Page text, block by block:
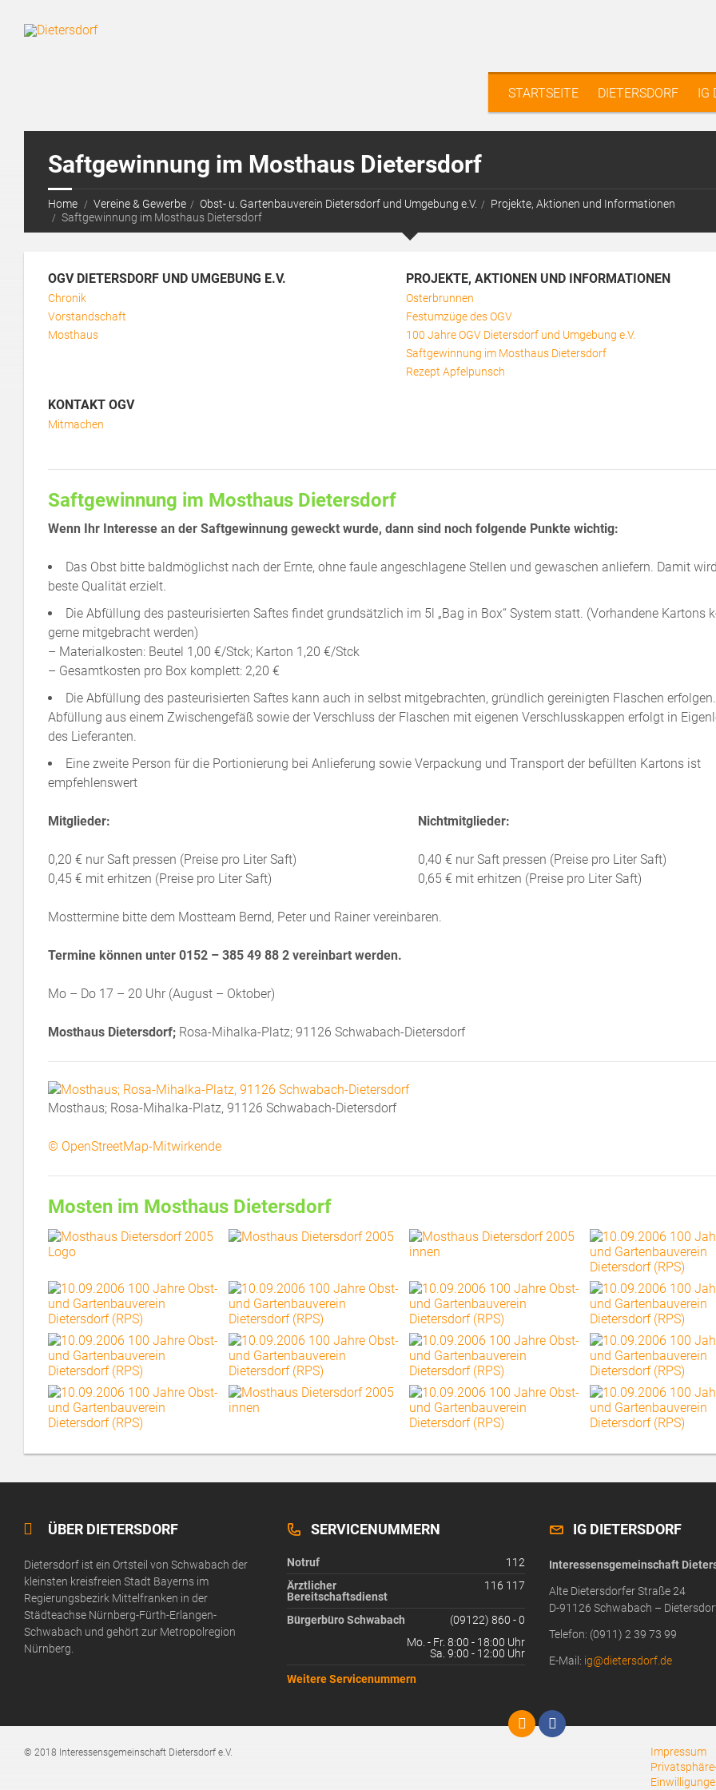
STARTSEITE DIETERSDORF IG
Saftgewinnung im Mosthaus Dietersdorf
Home Vereine & Gewerbe Obst- u. Gartenbauverein Dietersdorf und Umgebung e.V.
Projekte, Aktionen und Informationen
Saftgewinnung im Mosthaus Dietersdorf
OGV DIETERSDORF UND UMGEBUNG E.V.
Chronik
Vorstandschaft
Mosthaus
PROJEKTE, AKTIONEN UND INFORMATIONEN
Osterbrunnen
Festumzüge des OGV
100 Jahre OGV Dietersdorf und Umgebung e.V.
Saftgewinnung im Mosthaus Dietersdorf
Rezept Apfelpunsch
KONTAKT OGV
Mitmachen
Saftgewinnung im Mosthaus Dietersdorf
Wenn Ihr Interesse an der Saftgewinnung geweckt wurde, dann sind noch folgende Punkte wichtig:
Das Obst bitte baldmöglichst nach der Ernte, ohne faule angeschlagene Stellen und gewaschen anliefern. Damit
beste Qualität erzielt.
Die Abfüllung des pasteurisierten Saftes findet grundsätzlich im 5l „Bag in Box“ System statt. (Vorhandene Kartons
gerne mitgebracht werden)
– Materialkosten: Beutel 1,00 €/Stck; Karton 1,20 €/Stck
– Gesamtkosten pro Box komplett: 2,20 €
Die Abfüllung des pasteurisierten Saftes kann auch in selbst mitgebrachten, gründlich gereinigten Flaschen
Abfüllung aus einem Zwischengefäß sowie der Verschluss der Flaschen mit eigenen Verschlusskappen erfolgt in
des Lieferanten.
Eine zweite Person für die Portionierung bei Anlieferung sowie Verpackung und Transport der befüllten Kartons ist
empfehlenswert
Mitglieder:
0,20 € nur Saft pressen (Preise pro Liter Saft)
0,45 € mit erhitzen (Preise pro Liter Saft)
Nichtmitglieder:
0,40 € nur Saft pressen (Preise pro Liter Saft)
0,65 € mit erhitzen (Preise pro Liter Saft)
Mosttermine bitte dem Mostteam Bernd, Peter und Rainer vereinbaren.
Termine können unter 0152 – 385 49 88 2 vereinbart werden.
Mo – Do 17 – 20 Uhr (August – Oktober)
Mosthaus Dietersdorf; Rosa-Mihalka-Platz; 91126 Schwabach-Dietersdorf
Mosthaus; Rosa-Mihalka-Platz, 91126 Schwabach-Dietersdorf
© OpenStreetMap-Mitwirkende
Mosten im Mosthaus Dietersdorf
ÜBER DIETERSDORF
Dietersdorf ist ein Ortsteil von Schwabach der
kleinsten kreisfreien Stadt Bayerns im
Regierungsbezirk Mittelfranken in der
Städteachse Nürnberg-Fürth-Erlangen-
Schwabach und gehört zur Metropolregion
Nürnberg.
SERVICENUMMERN
Notruf
112
Ärztlicher
Bereitschaftsdienst
116 117
Bürgerbüro Schwabach
(09122) 860 - 0
Mo. - Fr. 8:00 - 18:00 Uhr
Sa. 9:00 - 12:00 Uhr
Weitere Servicenummern
IG DIETERSDORF
Interessensgemeinschaft
Alte Dietersdorfer Straße 24
D-91126 Schwabach –
Telefon: (0911) 2 39 73 99
E-Mail: ig@dietersdorf.de
Impressum
© 2018 Interessensgemeinschaft Dietersdorf e.V.